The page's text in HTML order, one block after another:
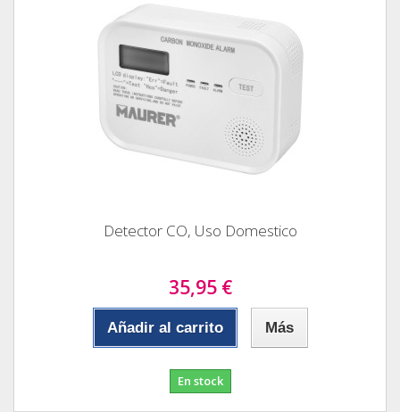
Detector CO, Uso Domestico
35,95 €
Añadir al carrito Más
En stock